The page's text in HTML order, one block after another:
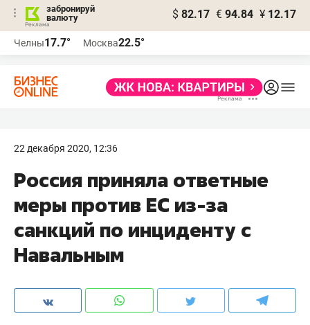
забронируй
валюту
$ 82.17 € 94.84 ¥ 12.17
Челны17.7° Москва22.5°
22 декабря 2020, 12:36
​Россия приняла ответные
меры против ЕС из-за
санкций по инциденту с
Навальным